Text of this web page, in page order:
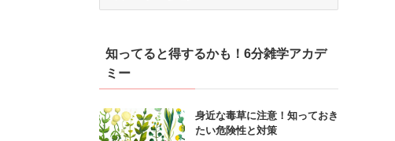
ー知ってると得するかも！6分雑学アカデ
ミー
身近な毒草に注意！知っておき
たい危険性と対策